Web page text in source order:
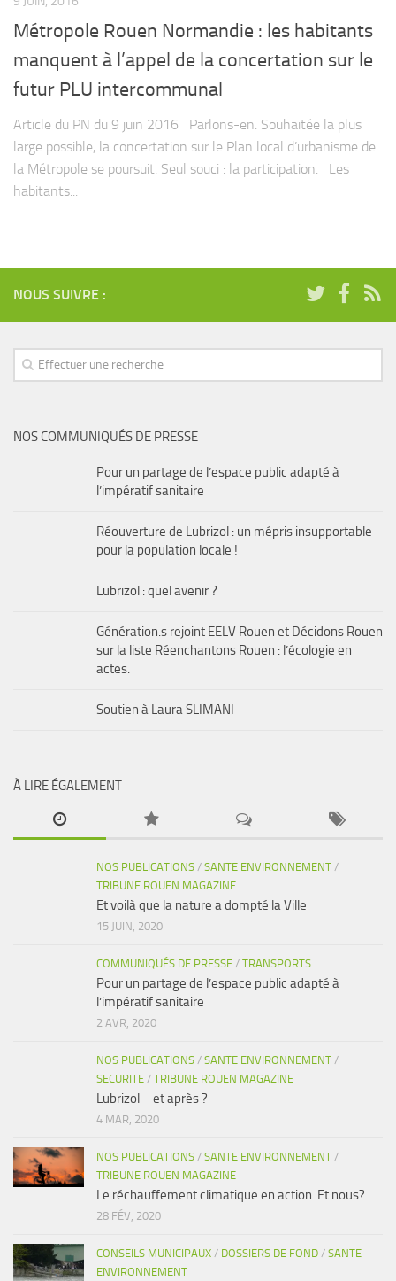
Métropole Rouen Normandie : les habitants
manquent à l’appel de la concertation sur le
futur PLU intercommunal
Article du PN du 9 juin 2016 Parlons-en. Souhaitée la plus
large possible, la concertation sur le Plan local d’urbanisme de
la Métropole se poursuit. Seul souci : la participation. Les
habitants...
NOUS SUIVRE :
NOS COMMUNIQUÉS DE PRESSE
Pour un partage de l’espace public adapté à
l’impératif sanitaire
Réouverture de Lubrizol : un mépris insupportable
pour la population locale !
Lubrizol : quel avenir ?
Génération.s rejoint EELV Rouen et Décidons Rouen
sur la liste Réenchantons Rouen : l’écologie en
actes.
Soutien à Laura SLIMANI
À LIRE ÉGALEMENT
NOS PUBLICATIONS / SANTE ENVIRONNEMENT /
TRIBUNE ROUEN MAGAZINE
Et voilà que la nature a dompté la Ville
15 JUIN, 2020
COMMUNIQUÉS DE PRESSE / TRANSPORTS
Pour un partage de l’espace public adapté à
l’impératif sanitaire
2 AVR, 2020
NOS PUBLICATIONS / SANTE ENVIRONNEMENT /
SECURITE / TRIBUNE ROUEN MAGAZINE
Lubrizol – et après ?
4 MAR, 2020
NOS PUBLICATIONS / SANTE ENVIRONNEMENT /
TRIBUNE ROUEN MAGAZINE
Le réchauffement climatique en action. Et nous?
28 FÉV, 2020
CONSEILS MUNICIPAUX / DOSSIERS DE FOND / SANTE
ENVIRONNEMENT